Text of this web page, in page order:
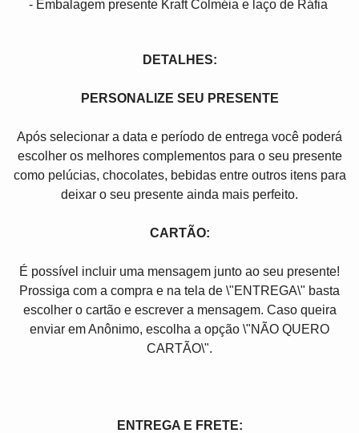
- Embalagem presente Kraft Colméia e laço de Ráfia
DETALHES:
PERSONALIZE SEU PRESENTE
Após selecionar a data e período de entrega você poder
escolher os melhores complementos para o seu presente
como pelúcias, chocolates, bebidas entre outros itens para
deixar o seu presente ainda mais perfeito.
CARTÃO:
É possível incluir uma mensagem junto ao seu presente!
Prossiga com a compra e na tela de \"ENTREGA\" basta
escolher o cartão e escrever a mensagem. Caso queira
enviar em Anônimo, escolha a opção \"NÃO QUERO
CARTÃO\".
ENTREGA E FRETE: